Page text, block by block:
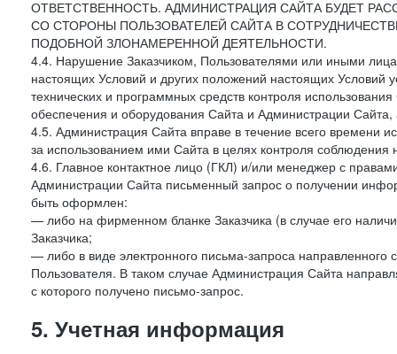
ОТВЕТСТВЕННОСТЬ. АДМИНИСТРАЦИЯ САЙТА БУДЕТ
СО СТОРОНЫ ПОЛЬЗОВАТЕЛЕЙ САЙТА В
ПОДОБНОЙ ЗЛОНАМЕРЕННОЙ ДЕЯТЕЛЬНОСТИ.
4.4. Нарушение Заказчиком, Пользователями или иными
настоящих Условий и других положений настоящих Условий
технических и программных средств контроля
обеспечения и оборудования Сайта и Администрации
4.5. Администрация Сайта вправе в течение всего времени
за использованием ими Сайта в целях контроля
4.6. Главное контактное лицо (ГКЛ) и/или менеджер с
Администрации Сайта письменный запрос о получении
быть оформлен:
— либо на фирменном бланке Заказчика (в случае его
Заказчика;
— либо в виде электронного письма-запроса направленного
Пользователя. В таком случае Администрация Сайта
с которого получено письмо-запрос.
5. Учетная информация